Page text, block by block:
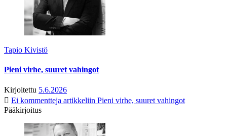
Tapio Kivistö
Pieni virhe, suuret vahingot
Kirjoitettu 5.6.2026
Ei kommentteja artikkeliin Pieni virhe, suuret vahingot
Pääkirjoitus